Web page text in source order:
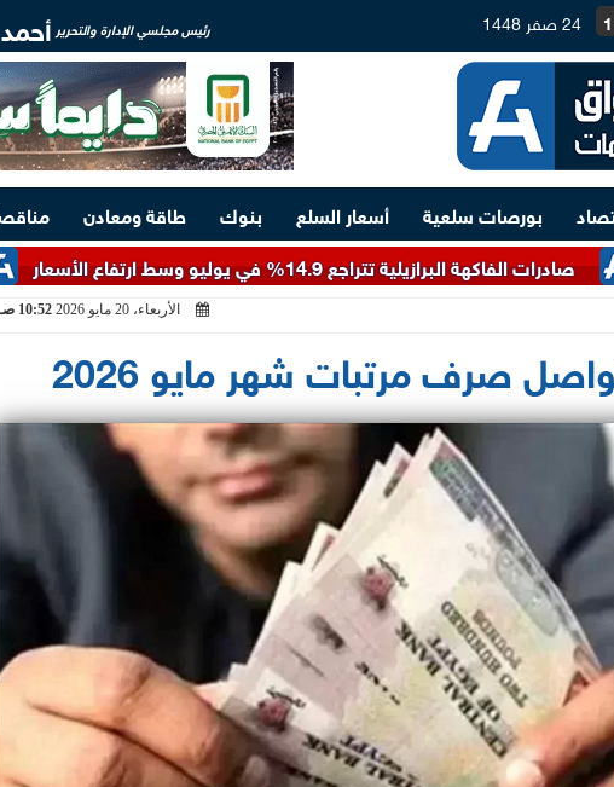
24 صفر 1448 رئيس مجلسي الإدارة والتحرير
بورصات سلعية أسعار السلع بنوك طاقة ومعادن
مطالب تتراجع 14.9% في يوليو وسط ارتفاع الأسعار
الأربعاء، 20 مايو 2026 10:52 صـ
صرف مرتبات شهر مايو 2026